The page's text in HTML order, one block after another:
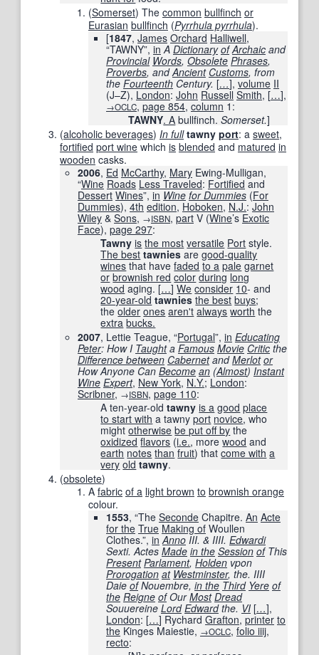
(Somerset) The common bullfinch or
Eurasian bullfinch (Pyrrhula pyrrhula).
[1847, James Orchard Halliwell,
“TAWNY”, in A Dictionary of Archaic and
Provincial Words, Obsolete Phrases,
Proverbs, andAncient Customs, from
the Fourteenth Century. […], volume II
(J–Z), London: John Russell Smith, […],
→OCLC, page 854, column 1:
TAWNY. A bullfinch.Somerset.]
(alcoholic beverages) In full tawny port: a sweet,
fortified port wine which is blended and matured in
wooden casks.
2006, Ed McCarthy, Mary Ewing-Mulligan,
“Wine Roads Less Traveled: Fortified and
Dessert Wines”, in Wine for Dummies (For
Dummies), 4th edition, Hoboken, N.J.: John
Wiley & Sons, →ISBN, part V (Wine’s Exotic
Face), page 297:
Tawny is the most versatile Port style.
The best tawnies aregood-quality
wines that havefaded to a pale garnet
or brownish red color during long
wood aging. […] We consider 10- and
20-year-old tawnies the best buys;
theolder ones aren't always worth the
extra bucks.
2007, Lettie Teague, “Portugal”, in Educating
Peter: How I Taughta Famous Movie Critic the
Difference between CabernetandMerlot or
How Anyone Can Become an (Almost) Instant
Wine Expert, New York, N.Y.; London:
Scribner, →ISBN, page 110:
A ten-year-oldtawny is a good place
to start with a tawnyport novice, who
mightotherwise be put off by the
oxidized flavors (i.e., morewood and
earth notes than fruit) thatcome with a
very old tawny.
(obsolete)
A fabric of a light brown to brownish orange
colour.
1553, “The Seconde Chapitre. An Acte
for the True Making of Woullen
Clothes.”, in Anno III. & IIII. Edwardi
Sexti. Actes Made in the Session ofThis
Present Parlament, Holden vpon
Prorogation at Westminster, the. IIII
Daie ofNouembre, in the Third Yere of
the Reigne ofOurMost Dread
Souuereine Lord Edwardthe. VI […],
London: […] Rychard Grafton, printer to
the Kinges Maiestie, →OCLC, folio iiij,
recto: